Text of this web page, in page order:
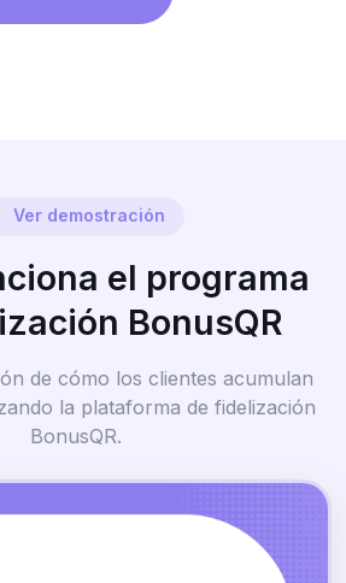
Ver demostración
el programa
BonusQR
de cómo los clientes acumulan
la plataforma de fidelización
BonusQR.